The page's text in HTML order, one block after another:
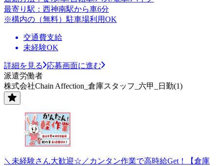
最寄り駅：西神南駅から車6分
※構内の（無料）駐車場利用OK
交通費支給
未経験OK
詳細を見る
応募画面に進む
派遣労働者
株式会社Chain Affection_倉庫スタッフ_六甲_日勤(1)
＼未経験さん大歓迎☆／カンタン作業で高時給Get！【倉庫